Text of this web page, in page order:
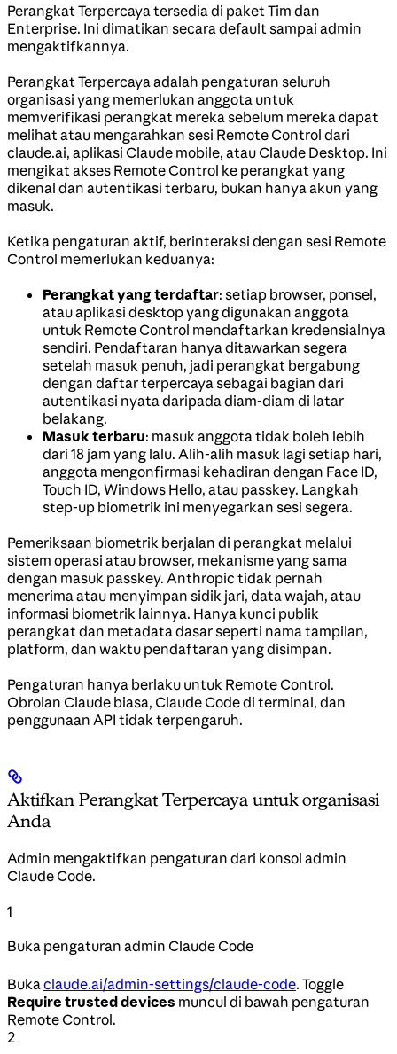
Perangkat Terpercaya tersedia di paket Tim dan
Enterprise. Ini dimatikan secara default sampai admin
mengaktifkannya.
Perangkat Terpercaya adalah pengaturan seluruh
organisasi yang memerlukan anggota untuk
memverifikasi perangkat mereka sebelum mereka dapat
melihat atau mengarahkan sesi Remote Control dari
claude.ai, aplikasi Claude mobile, atau Claude Desktop. Ini
mengikat akses Remote Control ke perangkat yang
dikenal dan autentikasi terbaru, bukan hanya akun yang
masuk.
Ketika pengaturan aktif, berinteraksi dengan sesi Remote
Control memerlukan keduanya:
Perangkat yang terdaftar: setiap browser, ponsel,
atau aplikasi desktop yang digunakan anggota
untuk Remote Control mendaftarkan kredensialnya
sendiri. Pendaftaran hanya ditawarkan segera
setelah masuk penuh, jadi perangkat bergabung
dengan daftar terpercaya sebagai bagian dari
autentikasi nyata daripada diam-diam di latar
belakang.
Masuk terbaru: masuk anggota tidak boleh lebih
dari 18 jam yang lalu. Alih-alih masuk lagi setiap hari,
anggota mengonfirmasi kehadiran dengan Face ID,
Touch ID, Windows Hello, atau passkey. Langkah
step-up biometrik ini menyegarkan sesi segera.
Pemeriksaan biometrik berjalan di perangkat melalui
sistem operasi atau browser, mekanisme yang sama
dengan masuk passkey. Anthropic tidak pernah
menerima atau menyimpan sidik jari, data wajah, atau
informasi biometrik lainnya. Hanya kunci publik
perangkat dan metadata dasar seperti nama tampilan,
platform, dan waktu pendaftaran yang disimpan.
Pengaturan hanya berlaku untuk Remote Control.
Obrolan Claude biasa, Claude Code di terminal, dan
penggunaan API tidak terpengaruh.
Aktifkan Perangkat Terpercaya untuk organisasi
Anda
Admin mengaktifkan pengaturan dari konsol admin
Claude Code.
1
Buka pengaturan admin Claude Code
Buka claude.ai/admin-settings/claude-code. Toggle
Require trusted devices muncul di bawah pengaturan
Remote Control.
2